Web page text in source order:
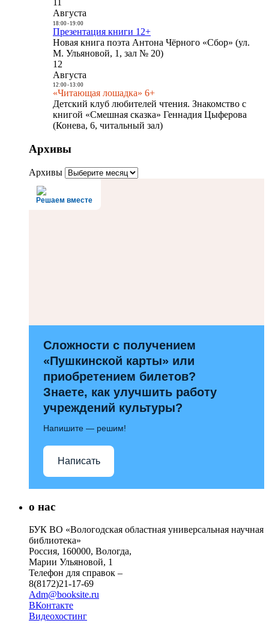
11
Августа
18:00- 19:00
Презентация книги 12+
Новая книга поэта Антона Чёрного «Сбор» (ул.
М. Ульяновой, 1, зал № 20)
12
Августа
12:00- 13:00
«Читающая лошадка» 6+
Детский клуб любителей чтения. Знакомство с
книгой «Смешная сказка» Геннадия Цыферова
(Конева, 6, читальный зал)
Архивы
Архивы
Решаем вместе
Сложности с получением
«Пушкинской карты» или
приобретением билетов?
Знаете, как улучшить работу
учреждений культуры?
Напишите — решим!
Написать
о нас
БУК ВО «Вологодская областная универсальная научная
библиотека»
Россия, 160000, Вологда,
Марии Ульяновой, 1
Телефон для справок –
8(8172)21-17-69
Adm@booksite.ru
ВКонтакте
Видеохостинг